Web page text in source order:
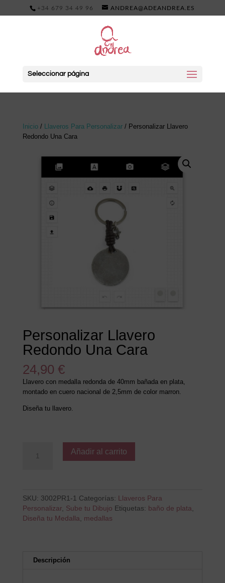
+34 679 34 49 96 ANDREA@ADEANDREA.ES
Seleccionar página
Inicio/ Llaveros Para Personalizar/ Personalizar Llavero
Redondo Una Cara
Personalizar Llavero
Redondo Una Cara
24,90 €
Llavero con medalla redonda de 40mm bañada en plata,
montado en cuero nacional de 2,5mm de color marron.
Diseña tu llavero.
Llavero
cantidad
Añadir al carrito
SKU: 3002PR1-1 Categorías: Llaveros Para
Personalizar, Sube tu Dibujo Etiquetas: baño de plata,
Diseña tu Medalla, medallas
Descripción